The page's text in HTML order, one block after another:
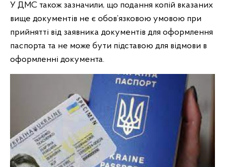
У ДМС також зазначили, що подання копій вказаних
вище документів не є обов’язковою умовою при
прийнятті від заявника документів для оформлення
паспорта та не може бути підставою для відмови в
оформленні документа.